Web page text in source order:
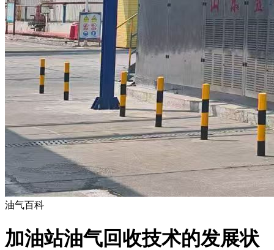
油气百科
加油站油气回收技术的发展状